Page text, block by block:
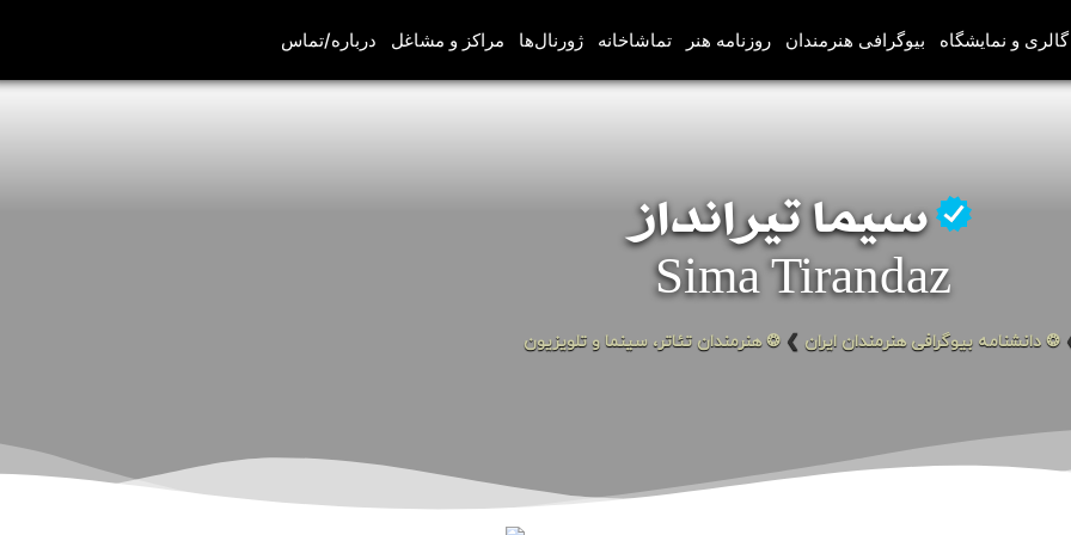
گالری و نمایشگاه بیوگرافی هنرمندان روزنامه هنر تماشاخانه ژورنال‌ها مراکز و مشاغل درباره/تماس
سیما تیرانداز
Sima Tirandaz
❂ دانشنامه بیوگرافی هنرمندان ایران ❯ ❂ هنرمندان تئاتر، سینما و تلویزیون